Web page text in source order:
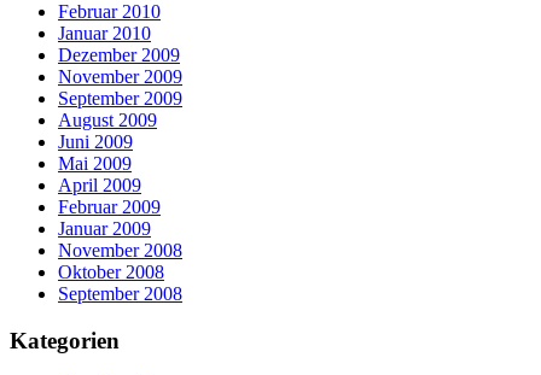
Februar 2010
Januar 2010
Dezember 2009
November 2009
September 2009
August 2009
Juni 2009
Mai 2009
April 2009
Februar 2009
Januar 2009
November 2008
Oktober 2008
September 2008
Kategorien